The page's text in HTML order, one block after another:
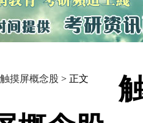
摸屏概念股 > 正文